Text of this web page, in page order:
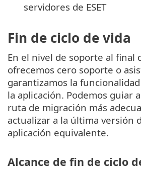
servidores de ESET
Fin de ciclo de vida
En el nivel de soporte al final
ofrecemos cero soporte o
garantizamos la
la aplicación. Podemos guiar
ruta de migración más
actualizar a la última versión
aplicación equivalente.
Alcance de fin de ciclo